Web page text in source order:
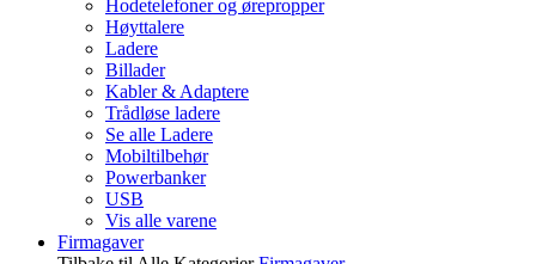
Hodetelefoner og ørepropper
Høyttalere
Ladere
Billader
Kabler & Adaptere
Trådløse ladere
Se alle Ladere
Mobiltilbehør
Powerbanker
USB
Vis alle varene
Firmagaver